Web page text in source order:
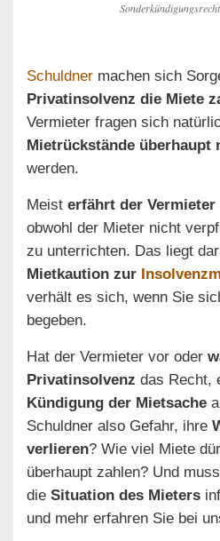
Schuldner machen sich
Privatinsolvenz die Miete
Vermieter fragen sich
Mietrückstände überhaupt
werden.
Meist erfährt der
obwohl der Mieter nicht
zu unterrichten. Das liegt
Mietkaution zur
verhält es sich, wenn Sie
begeben.
Hat der Vermieter vor oder
Privatinsolvenz das Recht,
Kündigung der Mietsache
Schuldner also Gefahr, ihre
verlieren? Wie viel Miete
überhaupt zahlen? Und
die Situation des Mieters
und mehr erfahren Sie bei